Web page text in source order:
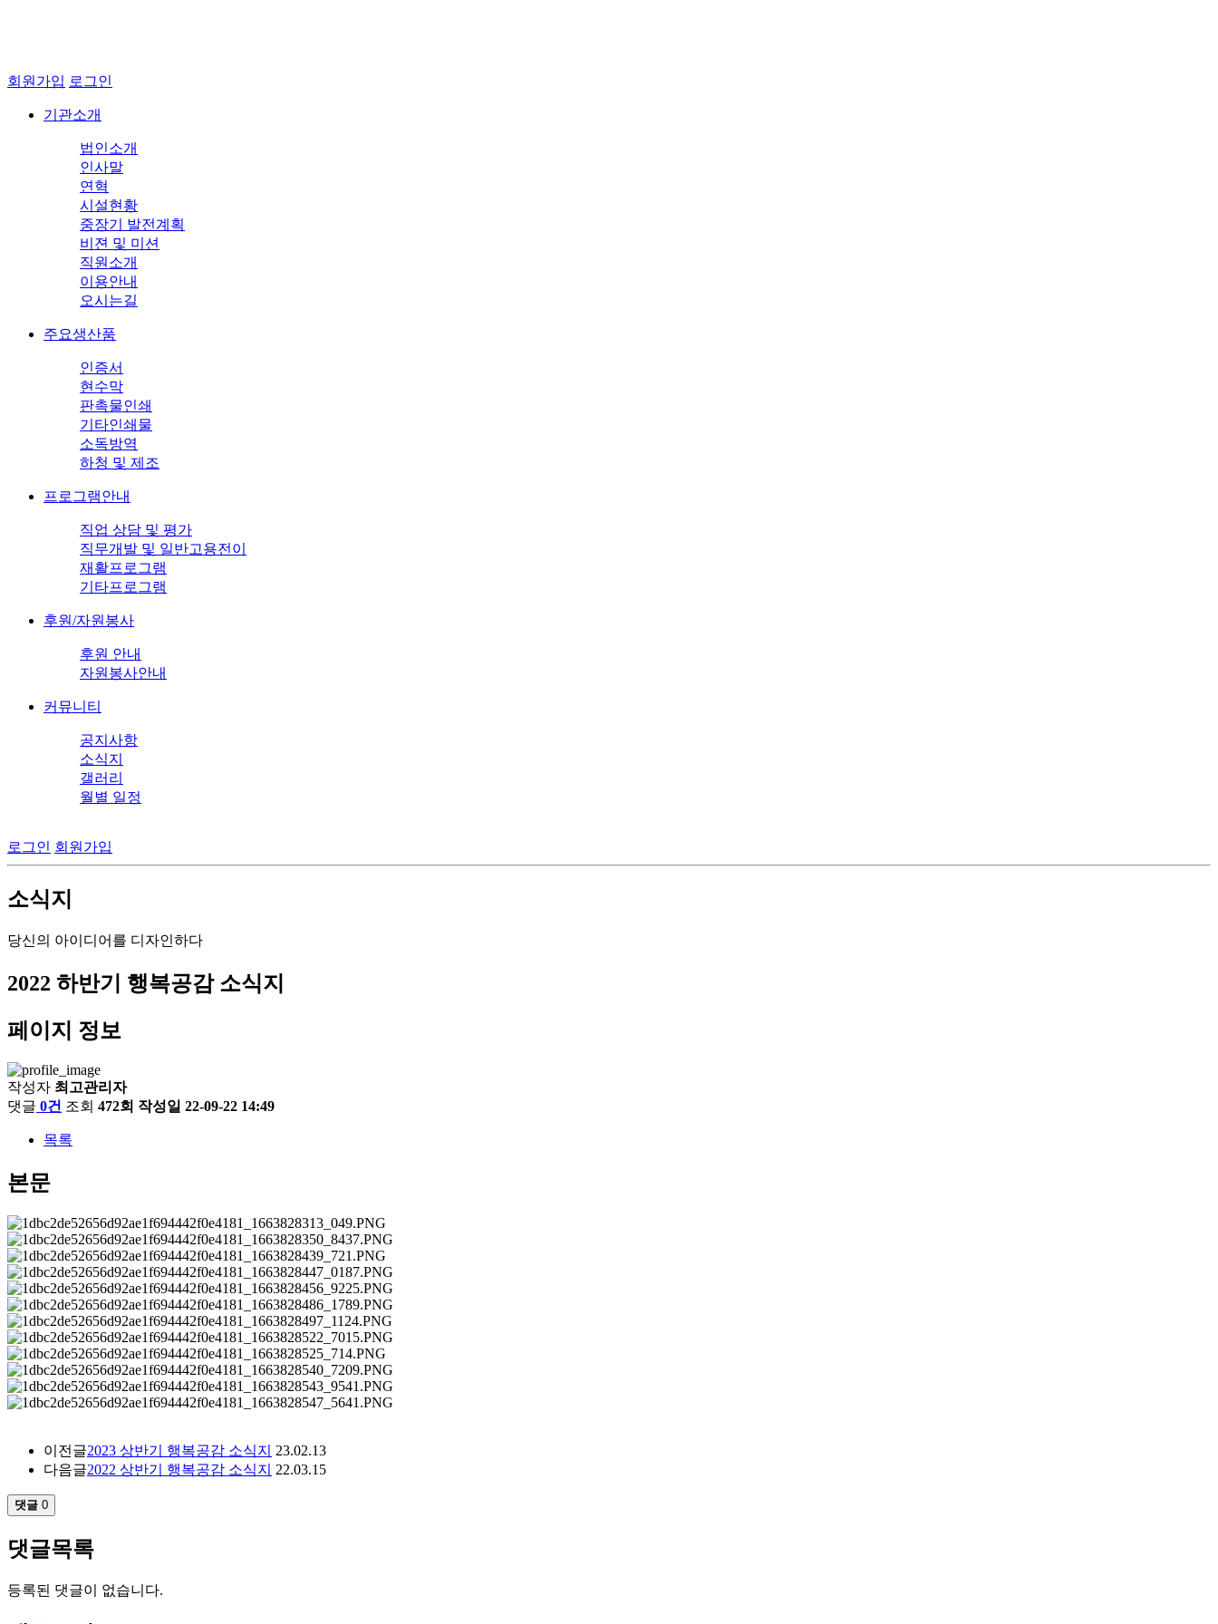
회원가입 로그인
기관소개
법인소개
인사말
연혁
시설현황
중장기 발전계획
비젼 및 미션
직원소개
이용안내
오시는길
주요생산품
인증서
현수막
판촉물인쇄
기타인쇄물
소독방역
하청 및 제조
프로그램안내
직업 상담 및 평가
직무개발 및 일반고용전이
재활프로그램
기타프로그램
후원/자원봉사
후원 안내
자원봉사안내
커뮤니티
공지사항
소식지
갤러리
월별 일정
로그인 회원가입
소식지
당신의 아이디어를 디자인하다
2022 하반기 행복공감 소식지
페이지 정보
작성자 최고관리자
댓글 0건 조회 472회 작성일 22-09-22 14:49
목록
본문
이전글2023 상반기 행복공감 소식지
23.02.13
다음글2022 상반기 행복공감 소식지 22.03.15
댓글 0
댓글목록
등록된 댓글이 없습니다.